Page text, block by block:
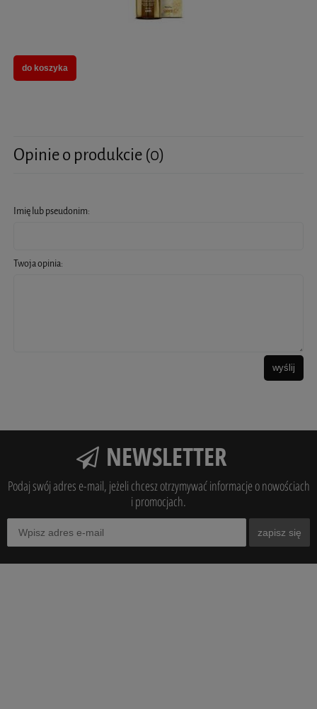
do koszyka
Opinie o produkcie (0)
Imię lub pseudonim:
Twoja opinia:
wyślij
NEWSLETTER
Podaj swój adres e-mail, jeżeli chcesz otrzymywać informacje o nowościach
i promocjach.
zapisz się